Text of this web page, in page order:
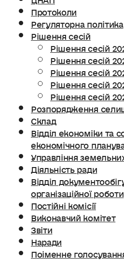
Протоколи
Регуляторна політика
Рішення сесій
Рішення сесій
Рішення сесій
Рішення сесій
Рішення сесій
Рішення сесій
Розпорядження
Склад
Відділ економіки та
економічного
Управління
Діяльність ради
Відділ
організаційної роботи
Постійні комісії
Виконавчий комітет
Звіти
Наради
Поіменне